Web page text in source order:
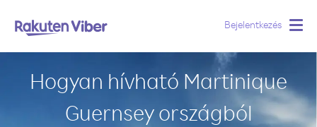
Bejelentkezés
Hogyan hívható Martinique
Guernsey országból